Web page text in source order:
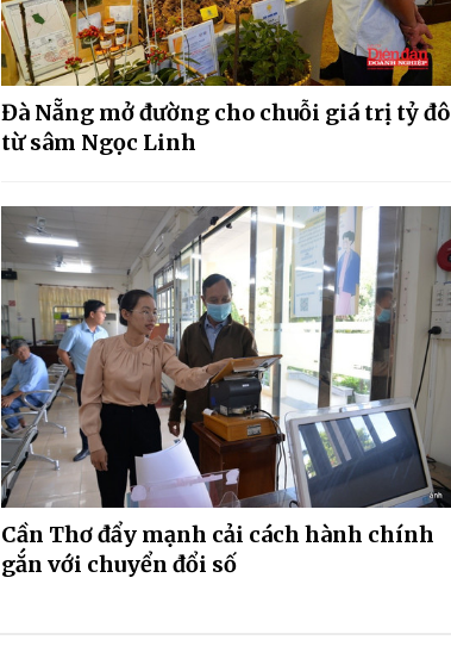
Đà Nẵng mở đường cho chuỗi giá trị tỷ đô
từ sâm Ngọc Linh
Cần Thơ đẩy mạnh cải cách hành chính
gắn với chuyển đổi số